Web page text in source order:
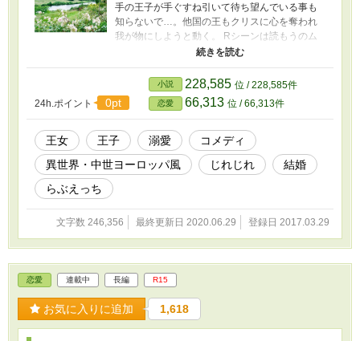
手の王子が手ぐすね引いて待ち望んでいる事も
知らないで…。他国の王もクリスに心を奪われ
我が物にしようと動く。 Rシーンは読もうのム
ーンライトと内容が違います。☆がつきます。
が違う回は＃をつけます（可愛くて純真なジェ
ラルド君が好きな人はムーンを読まないほうが
いいです） 目的があってR１５だったのです
が、読み直したら、R１８以外の何物でもないじ
ゃん…… orz R１８に変更いたしました。 `アン
ドロギュノス 王子様か王女様か ‘ からタイトル
を変更しました
24h.ポイント 0pt
小説 228,585 位 / 228,585件
恋愛 66,313 位 / 66,313件
王女 王子 溺愛
コメディ
異世界・中世ヨーロッパ風
じれじれ
結婚
らぶえっち
文字数 246,356 最終更新日 2020.06.29 登録日 2017.03.29
恋愛 連載中 長編 R15
お気に入りに追加 1,618